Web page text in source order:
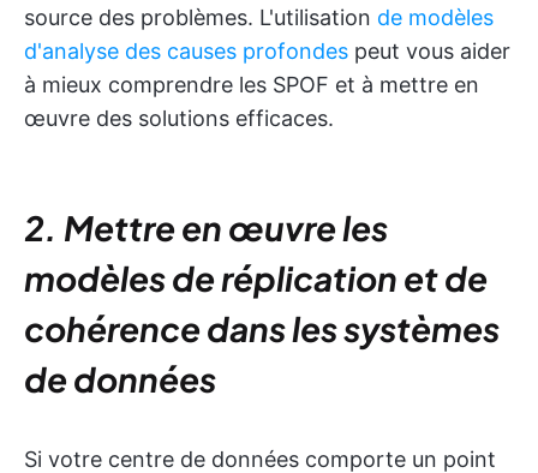
source des problèmes. L'utilisation de modèles
d'analyse des causes profondes peut vous aider
à mieux comprendre les SPOF et à mettre en
œuvre des solutions efficaces.
2. Mettre en œuvre les
modèles de réplication et de
cohérence dans les systèmes
de données
Si votre centre de données comporte un point